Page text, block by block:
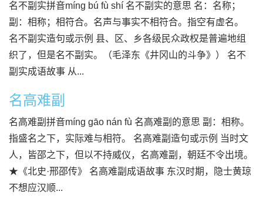
名不副实拼音míng bú fù shí 名不副实的意思 名：名称；
副：相称；相符合。名声与事实不相符合。指空有虚名。
名不副实造句或示例 县、区、乡各级民众政权是普遍地组
织了，但是名不副实。（毛泽东《井冈山的斗争》） 名不
副实成语故事 从...
名高难副
名高难副拼音míng gāo nán fù 名高难副的意思 副：相称。
指盛名之下，实际难与相符。 名高难副造句或示例 当时文
人，皆邵之下，但以不持威仪，名高难副，朝廷不令出境。
★《北史·邢邵传》 名高难副成语故事 东汉时期，隐士黄琼
不想应汉顺...